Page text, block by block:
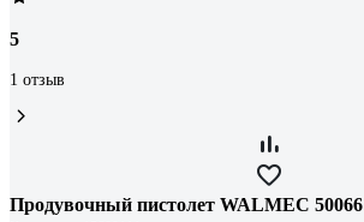
5
1 отзыв
Продувочный пистолет WALMEC 50066